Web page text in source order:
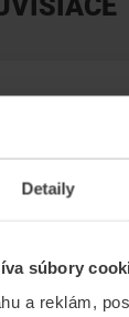
Detaily
súbory
a reklám,